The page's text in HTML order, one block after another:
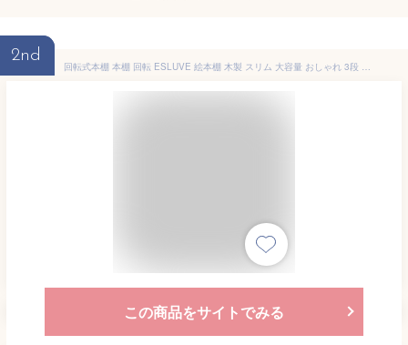
2nd
回転式本棚 本棚 回転 ESLUVE 絵本棚 木製 スリム 大容量 おしゃれ 3段 4段 5段 A4 子供 回転式 回転本棚 ブックシェルフ 省スペース コミック収納棚 回転ラック コミックラック 棚 DVDラック 飾り棚 2年保証
この商品をサイトでみる